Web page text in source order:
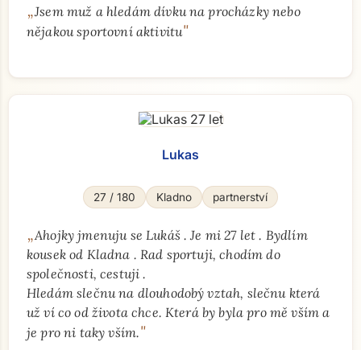
„Jsem muž a hledám dívku na procházky nebo
nějakou sportovní aktivitu"
Lukas
27 / 180 Kladno partnerství
„Ahojky jmenuju se Lukáš . Je mi 27 let . Bydlím
kousek od Kladna . Rad sportuji, chodím do
společnosti, cestuji .
Hledám slečnu na dlouhodobý vztah, slečnu která
už ví co od života chce. Která by byla pro mě vším a
je pro ni taky vším."